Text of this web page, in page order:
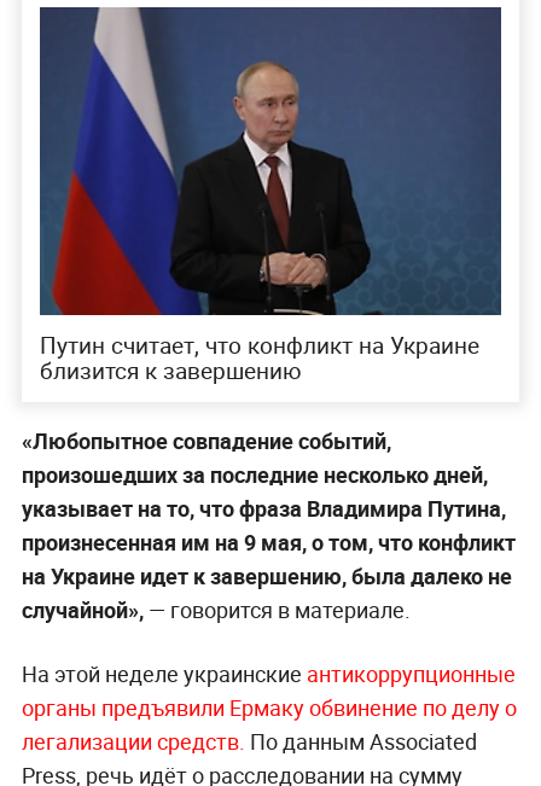
Путин считает, что конфликт на Украине
близится к завершению
«Любопытное совпадение событий,
произошедших за последние несколько дней,
указывает на то, что фраза Владимира Путина,
произнесенная им на 9 мая, о том, что конфликт
на Украине идет к завершению, была далеко не
случайной», — говорится в материале.
На этой неделе украинские антикоррупционные
органы предъявили Ермаку обвинение по делу о
легализации средств. По данным Associated
Press, речь идёт о расследовании на сумму